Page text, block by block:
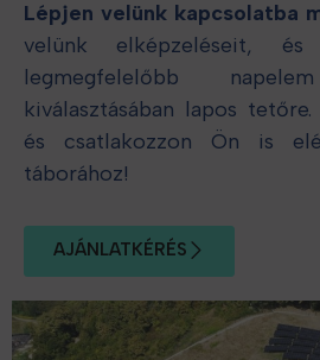
Lépjen velünk kapcsolatba
velünk elképzeléseit,
legmegfelelőbb
kiválasztásában lapos
és csatlakozzon Ön is
táborához!
AJÁNLATKÉRÉS